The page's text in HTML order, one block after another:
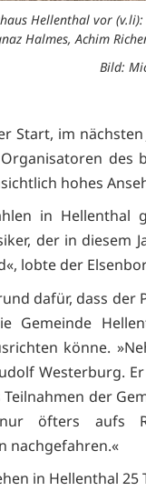
Hellenthal vor
Halmes, Achim
Bild:
Start, im
des
hohes
in
der in diesem
lobte der
dafür, dass der
Gemeinde
könne.
Westerburg.
der
öfters aufs
nachgefahren.«
in Hellenthal